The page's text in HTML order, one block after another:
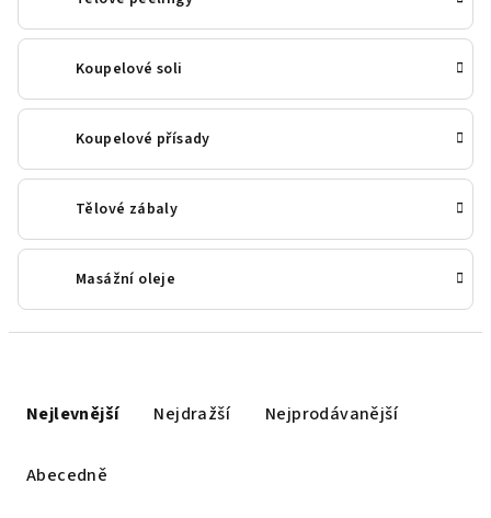
Koupelové soli
Koupelové přísady
Tělové zábaly
Masážní oleje
Nejlevnější Nejdražší Nejprodávanější
Abecedně